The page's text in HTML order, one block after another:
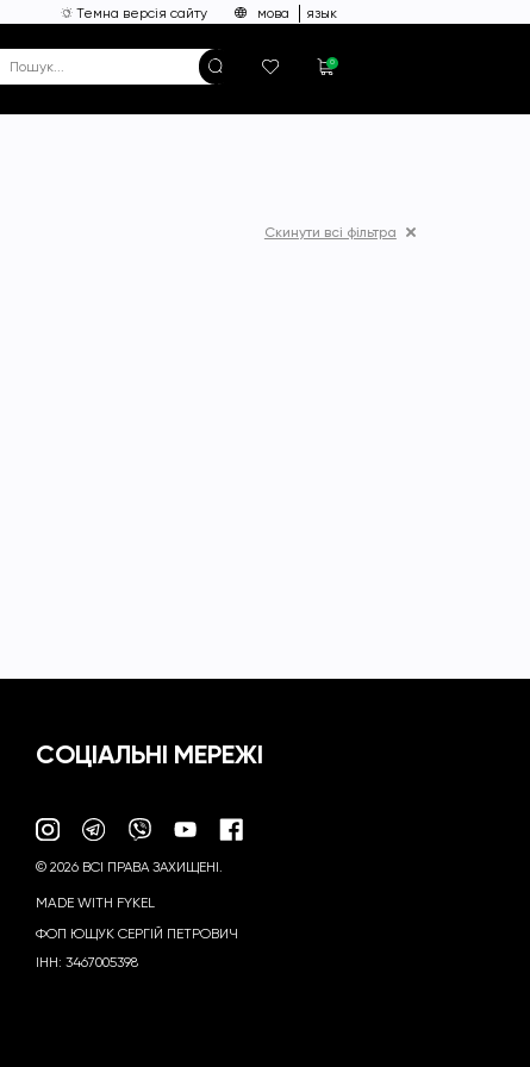
Темна версія сайту мова язык
0
Скинути всі фільтра
СОЦІАЛЬНІ МЕРЕЖІ
© 2026 ВСІ ПРАВА ЗАХИЩЕНІ.
MADE WITH FYKEL
ФОП ЮЩУК СЕРГІЙ ПЕТРОВИЧ
ІНН: 3467005398